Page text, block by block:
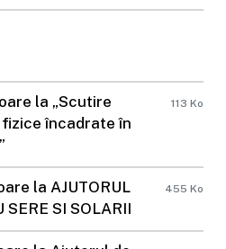
la „Scutire
încadrate în
113 Ko
la AJUTORUL
SERE SI SOLARII
455 Ko